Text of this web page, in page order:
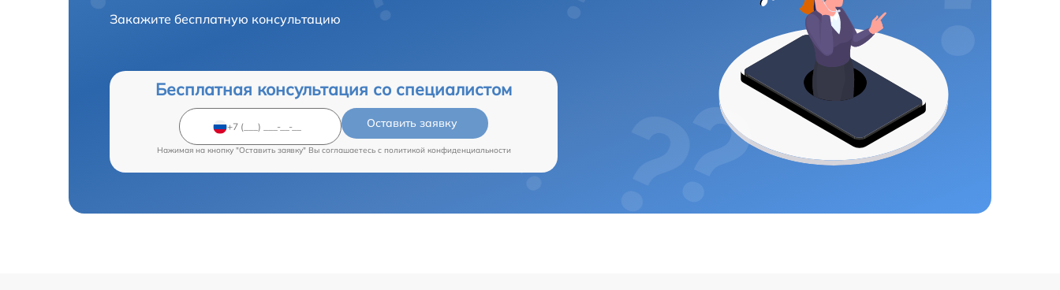
Закажите бесплатную консультацию
Бесплатная консультация со специалистом
Оставить заявку
Нажимая на кнопку "Оставить заявку" Вы соглашаетесь c политикой конфиденциальности